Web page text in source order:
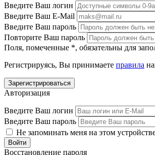
Введите Ваш логин
Введите Ваш E-Mail
Введите Ваш пароль
Повторите Ваш пароль
Поля, помеченные *, обязательны для
Регистрируясь, Вы принимаете правила
Авторизация
Введите Ваш логин
Введите Ваш пароль
Не запоминать меня на этом
Восстановление пароля